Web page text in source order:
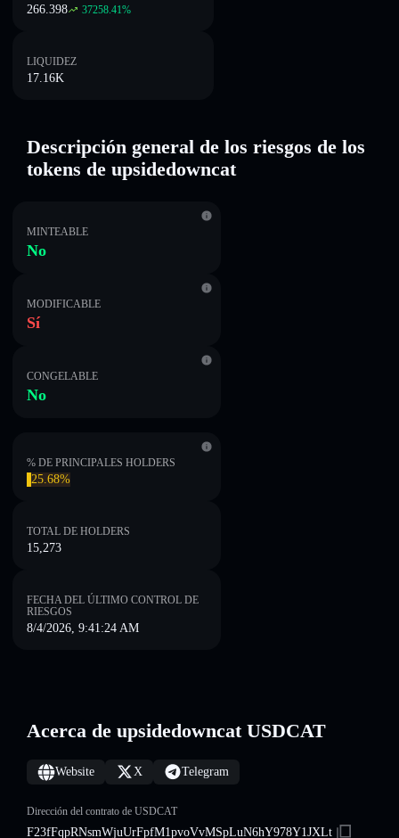
266.398 37258.41%
LIQUIDEZ
17.16K
Descripción general de los riesgos de los
tokens de upsidedowncat
MINTEABLE
No
MODIFICABLE
Sí
CONGELABLE
No
% DE PRINCIPALES HOLDERS
25.68%
TOTAL DE HOLDERS
15,273
FECHA DEL ÚLTIMO CONTROL DE
RIESGOS
8/4/2026, 9:41:24 AM
Acerca de upsidedowncat USDCAT
Website X Telegram
Dirección del contrato de USDCAT
F23fFqpRNsmWjuUrFpfM1pvoVvMSpLuN6hY978Y1JXLt